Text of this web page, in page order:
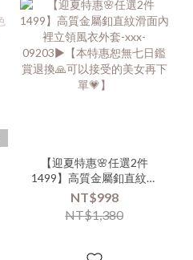
【迎夏特惠🌸任選2件
1499】高質金屬釦直紋滑
面內裡立領風衣外套-xxx-
09203▶【本特惠恕無七日
鑑賞退換🙏可以接受的美
NT$998
NT$1,380